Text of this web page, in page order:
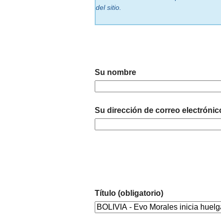
del sitio.
Su nombre
Su dirección de correo
Título (obligatorio)